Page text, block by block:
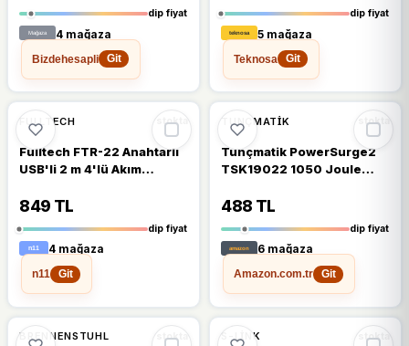
dip fiyat
4 mağaza
Bizdehesapli
Git
dip fiyat
5 mağaza
Teknosa
Git
%29 %29 DÜŞTÜ
FULLTECH stokta
Fulltech FTR-22 Anahtarlı
USB'li 2 m 4'lü Akım
849 TL
dip fiyat
4 mağaza
n11
Git
%28 %28 DÜŞTÜ
TUNÇMATIK stokta
Tunçmatik PowerSurge2
TSK19022 1050 Joule
2'li Akım Korumalı Priz
488 TL
dip fiyat
6 mağaza
Amazon.com.tr
Git
%18
BRENNENSTUHL stokta %23 %23 DÜŞTÜ
S-LINK stokta